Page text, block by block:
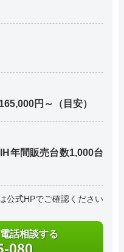
円～（目安）
年間販売台数1,000台
公式HPでご確認ください
話相談する
080